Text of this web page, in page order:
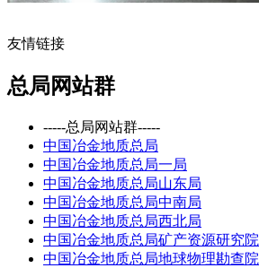
友情链接
总局网站群
-----总局网站群-----
中国冶金地质总局
中国冶金地质总局一局
中国冶金地质总局山东局
中国冶金地质总局中南局
中国冶金地质总局西北局
中国冶金地质总局矿产资源研究院
中国冶金地质总局地球物理勘查院